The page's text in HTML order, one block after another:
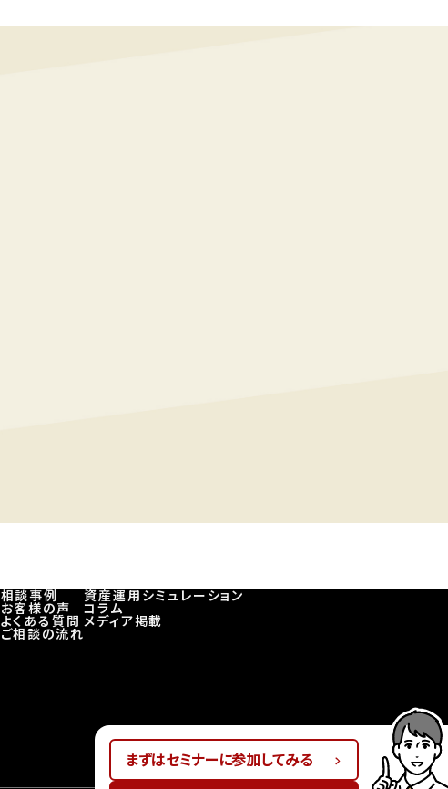
まずはセミナーに参加してみる
相談事例
お客様の声
よくある質問
ご相談の流れ
資産運用シミュレーション
コラム
メディア掲載